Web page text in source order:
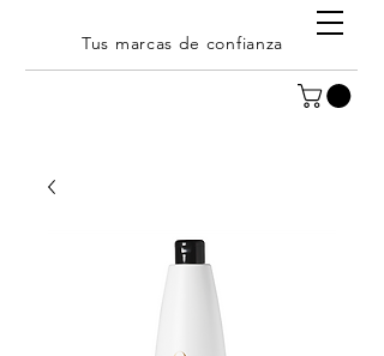
Tus marcas de confianza